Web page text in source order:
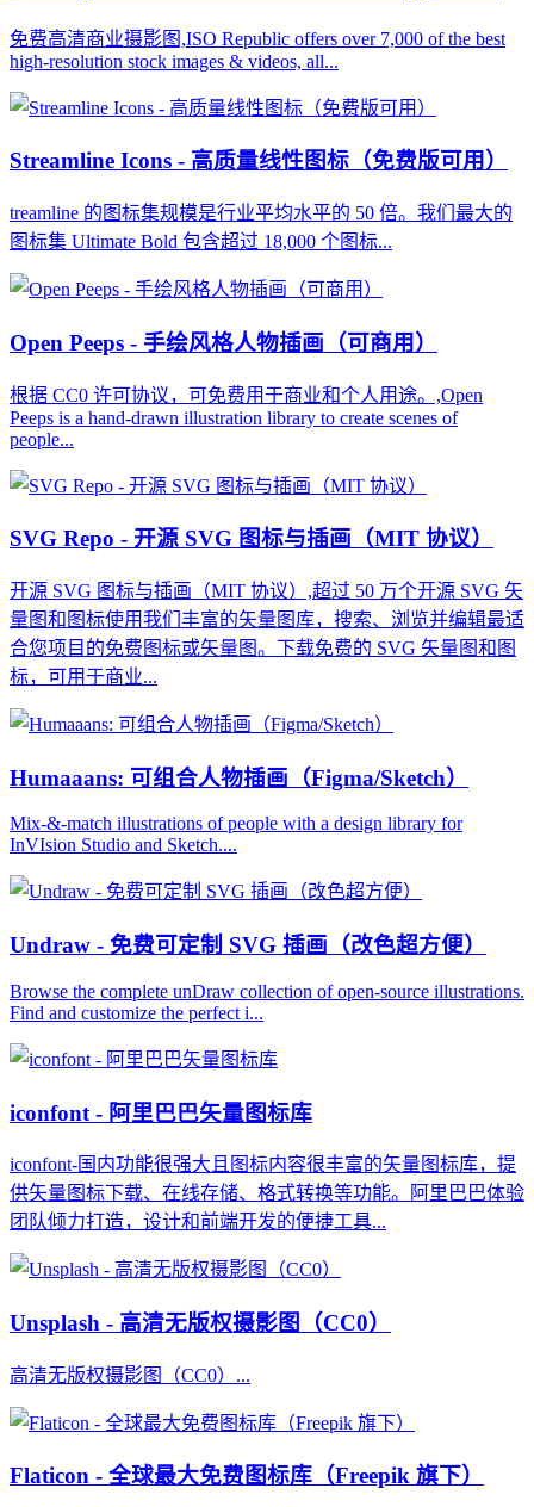
免费高清商业摄影图,ISO Republic offers over 7,000 of the best
high-resolution stock images & videos, all...
Streamline Icons - 高质量线性图标（免费版可用）
treamline 的图标集规模是行业平均水平的 50 倍。我们最大的
图标集 Ultimate Bold 包含超过 18,000 个图标...
Open Peeps - 手绘风格人物插画（可商用）
根据 CC0 许可协议，可免费用于商业和个人用途。,Open
Peeps is a hand-drawn illustration library to create scenes of
people...
SVG Repo - 开源 SVG 图标与插画（MIT 协议）
开源 SVG 图标与插画（MIT 协议）,超过 50 万个开源 SVG 矢
量图和图标使用我们丰富的矢量图库，搜索、浏览并编辑最适
合您项目的免费图标或矢量图。下载免费的 SVG 矢量图和图
标，可用于商业...
Humaaans: 可组合人物插画（Figma/Sketch）
Mix-&-match illustrations of people with a design library for
InVIsion Studio and Sketch....
Undraw - 免费可定制 SVG 插画（改色超方便）
Browse the complete unDraw collection of open-source illustrations.
Find and customize the perfect i...
iconfont - 阿里巴巴矢量图标库
iconfont-国内功能很强大且图标内容很丰富的矢量图标库，提
供矢量图标下载、在线存储、格式转换等功能。阿里巴巴体验
团队倾力打造，设计和前端开发的便捷工具...
Unsplash - 高清无版权摄影图（CC0）
高清无版权摄影图（CC0）...
Flaticon - 全球最大免费图标库（Freepik 旗下）